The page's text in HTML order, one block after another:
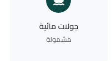
جولات مائية
مشمولة